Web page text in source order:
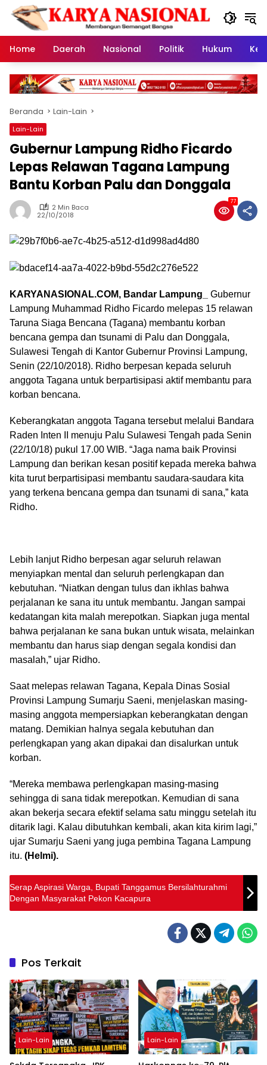
Langsung
konten
Home
Daerah Nasional Politik Hukum
Beranda Lain-Lain
Lain-Lain
Gubernur Lampung Ridho Ficardo
Lepas Relawan Tagana Lampung
Bantu Korban Palu dan Donggala
2 Min Baca
22/10/2018
77
KARYANASIONAL.COM, Bandar Lampung_
Gubernur
Lampung Muhammad Ridho Ficardo melepas 15 relawan
Taruna Siaga Bencana (Tagana) membantu korban
bencana gempa dan tsunami di Palu dan Donggala,
Sulawesi Tengah di Kantor Gubernur Provinsi Lampung,
Senin (22/10/2018). Ridho berpesan kepada seluruh
anggota Tagana untuk berpartisipasi aktif membantu para
korban bencana.
Keberangkatan anggota Tagana tersebut melalui Bandara
Raden Inten II menuju Palu Sulawesi Tengah pada Senin
(22/10/18) pukul 17.00 WIB. “Jaga nama baik Provinsi
Lampung dan berikan kesan positif kepada mereka bahwa
kita turut berpartisipasi membantu saudara-saudara kita
yang terkena bencana gempa dan tsunami di sana,” kata
Ridho.
Lebih lanjut Ridho berpesan agar seluruh relawan
menyiapkan mental dan seluruh perlengkapan dan
kebutuhan. “Niatkan dengan tulus dan ikhlas bahwa
perjalanan ke sana itu untuk membantu. Jangan sampai
kedatangan kita malah merepotkan. Siapkan juga mental
bahwa perjalanan ke sana bukan untuk wisata, melainkan
membantu dan harus siap dengan segala kondisi dan
masalah,” ujar Ridho.
Saat melepas relawan Tagana, Kepala Dinas Sosial
Provinsi Lampung Sumarju Saeni, menjelaskan masing-
masing anggota mempersiapkan keberangkatan dengan
matang. Demikian halnya segala kebutuhan dan
perlengkapan yang akan dipakai dan disalurkan untuk
korban.
“Mereka membawa perlengkapan masing-masing
sehingga di sana tidak merepotkan. Kemudian di sana
akan bekerja secara efektif selama satu minggu setelah itu
ditarik lagi. Kalau dibutuhkan kembali, akan kita kirim lagi,”
ujar Sumarju Saeni yang juga pembina Tagana Lampung
itu. (Helmi).
Serap Aspirasi Warga, Bupati Tanggamus Bersilahturahmi
Dengan Masyarakat Pekon Kacapura
Pos Terkait
Lain-Lain Lain-Lain